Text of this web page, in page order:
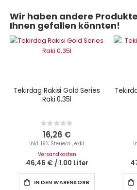
Wir haben andere
Ihnen gefallen könnten!
Tekirdag Rakisi Gold Series
Raki 0,35l
Rating:
0%
16,26 €
Inkl. 19% Steuern , exkl.
Versandkosten
46,46 € / 1.00 Liter
IN DEN WARENKORB